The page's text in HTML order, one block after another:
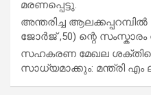
മരണപ്പെട്ടു.
അന്തരിച്ച
ജോർജ് ,50) ന്റെ
സഹകരണ മേഖല
സാധ്യമാക്കും: മന്ത്രി എം